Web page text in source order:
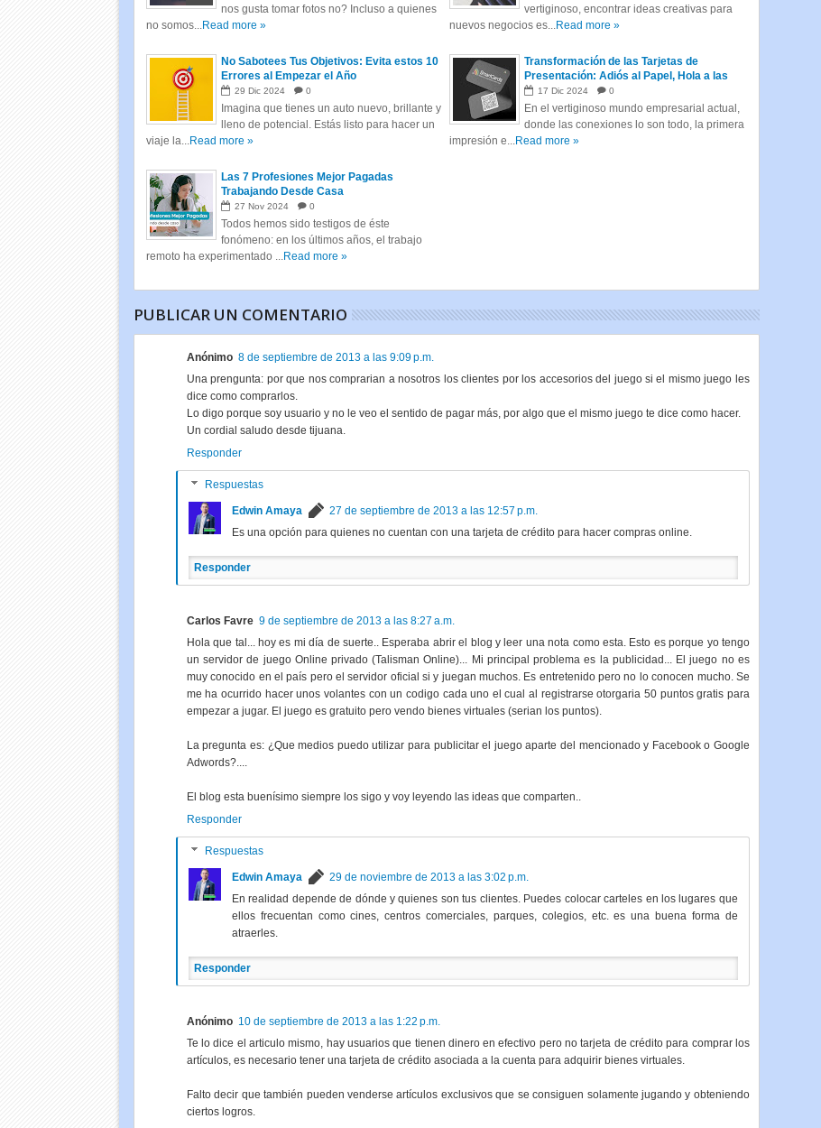
nos gusta tomar fotos no? Incluso a quienes
no somos...Read more »
vertiginoso, encontrar ideas creativas para
nuevos negocios es...Read more »
No Sabotees Tus Objetivos: Evita estos 10
Errores al Empezar el Año
29 Dic 2024 0
Imagina que tienes un auto nuevo, brillante y
lleno de potencial. Estás listo para hacer un
viaje la...Read more »
Transformación de las Tarjetas de
Presentación: Adiós al Papel, Hola a las
Tarjetas Inteligentes
17 Dic 2024 0
En el vertiginoso mundo empresarial actual,
donde las conexiones lo son todo, la primera
impresión e...Read more »
Las 7 Profesiones Mejor Pagadas
Trabajando Desde Casa
27 Nov 2024 0
Todos hemos sido testigos de éste
fonómeno: en los últimos años, el trabajo
remoto ha experimentado ...Read more »
PUBLICAR UN COMENTARIO
Anónimo 8 de septiembre de 2013 a las 9:09 p.m.
Una prengunta: por que nos comprarian a nosotros los clientes por los accesorios del juego si el mismo juego les
dice como comprarlos.
Lo digo porque soy usuario y no le veo el sentido de pagar más, por algo que el mismo juego te dice como hacer.
Un cordial saludo desde tijuana.
Responder
Respuestas
Edwin Amaya
27 de septiembre de 2013 a las 12:57 p.m.
Es una opción para quienes no cuentan con una tarjeta de crédito para hacer compras online.
Responder
Carlos Favre 9 de septiembre de 2013 a las 8:27 a.m.
Hola que tal... hoy es mi día de suerte.. Esperaba abrir el blog y leer una nota como esta. Esto es porque yo tengo
un servidor de juego Online privado (Talisman Online)... Mi principal problema es la publicidad... El juego no es
muy conocido en el país pero el servidor oficial si y juegan muchos. Es entretenido pero no lo conocen mucho. Se
me ha ocurrido hacer unos volantes con un codigo cada uno el cual al registrarse otorgaria 50 puntos gratis para
empezar a jugar. El juego es gratuito pero vendo bienes virtuales (serian los puntos).
La pregunta es: ¿Que medios puedo utilizar para publicitar el juego aparte del mencionado y Facebook o Google
Adwords?....
El blog esta buenísimo siempre los sigo y voy leyendo las ideas que comparten..
Responder
Respuestas
Edwin Amaya
29 de noviembre de 2013 a las 3:02 p.m.
En realidad depende de dónde y quienes son tus clientes. Puedes colocar carteles en los lugares que
ellos frecuentan como cines, centros comerciales, parques, colegios, etc. es una buena forma de
atraerles.
Responder
Anónimo 10 de septiembre de 2013 a las 1:22 p.m.
Te lo dice el articulo mismo, hay usuarios que tienen dinero en efectivo pero no tarjeta de crédito para comprar los
artículos, es necesario tener una tarjeta de crédito asociada a la cuenta para adquirir bienes virtuales.
Falto decir que también pueden venderse artículos exclusivos que se consiguen solamente jugando y obteniendo
ciertos logros.